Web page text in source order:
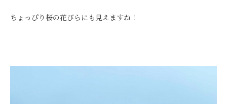
ちょっぴり桜の花びらにも見えますね！